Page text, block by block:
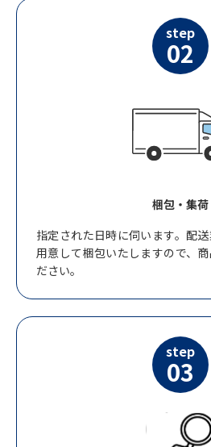
step
02
梱包・集荷
指定された日時に伺います。配
用意して梱包いたしますので、
ださい。
step
03